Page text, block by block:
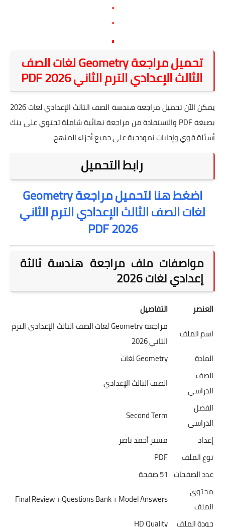
.
.
.
تحميل مراجعة Geometry لغات الصف
الثالث الإعدادي الترم الثاني 2026 PDF
يمكن الآن تحميل مراجعة هندسة الصف الثالث الإعدادي لغات 2026
بصيغة PDF والاستفادة من مراجعة نهائية شاملة تحتوي على بنك
أسئلة قوي وإجابات نموذجية على جميع أجزاء المنهج.
رابط التحميل
اضغط هنا لتحميل مراجعة Geometry
لغات الصف الثالث الإعدادي الترم الثاني
2026 PDF
مواصفات ملف مراجعة هندسة ثالثة
إعدادي لغات 2026
العنصر
التفاصيل
اسم الملف
مراجعة Geometry لغات الصف الثالث الإعدادي الترم
الثاني 2026
المادة
Geometry لغات
الصف
الدراسي
الصف الثالث الإعدادي
الفصل
الدراسي
Second Term
إعداد
مستر أحمد ناصر
نوع الملف
PDF
عدد الصفحات 51 صفحة
محتوى
الملف
Final Review + Questions Bank + Model Answers
جودة الملف
HD Quality